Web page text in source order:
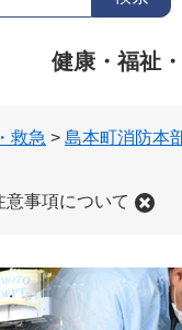
健康・福祉
救急 > 島本町消防本
意事項について